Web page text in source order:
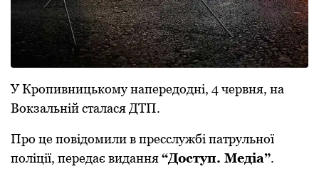
У Кропивницькому напередодні, 4 червня, на
Вокзальній сталася ДТП.
Про це повідомили в пресслужбі патрульної
поліції, передає видання“Доступ. Медіа”.